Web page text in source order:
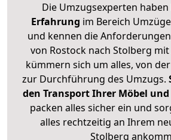
Die Umzugsexperten haben
Erfahrung im Bereich
und kennen die
von Rostock nach Stolberg
kümmern sich um alles, von
zur Durchführung des Umzugs.
den Transport Ihrer Möbel
packen alles sicher ein und
alles rechtzeitig an Ihrem
Stolberg